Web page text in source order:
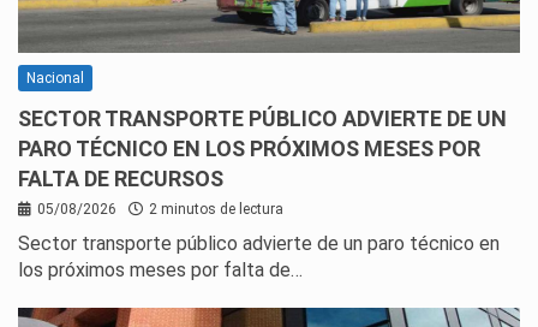
Nacional
SECTOR TRANSPORTE PÚBLICO ADVIERTE DE UN
PARO TÉCNICO EN LOS PRÓXIMOS MESES POR
FALTA DE RECURSOS
05/08/2026 2 minutos de lectura
Sector transporte público advierte de un paro técnico en
los próximos meses por falta de…